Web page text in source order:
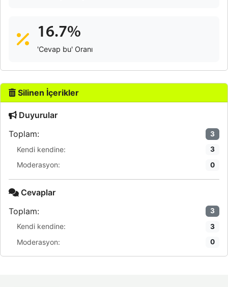
16.7%
'Cevap bu' Oranı
Silinen İçerikler
Duyurular
Toplam:
3
Kendi kendine: 3
Moderasyon: 0
Cevaplar
Toplam:
3
Kendi kendine: 3
Moderasyon: 0